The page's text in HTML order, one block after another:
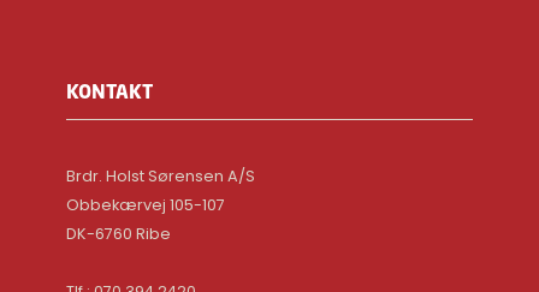
KONTAKT
Brdr. Holst Sørensen A/S
Obbekærvej 105-107
DK-6760 Ribe